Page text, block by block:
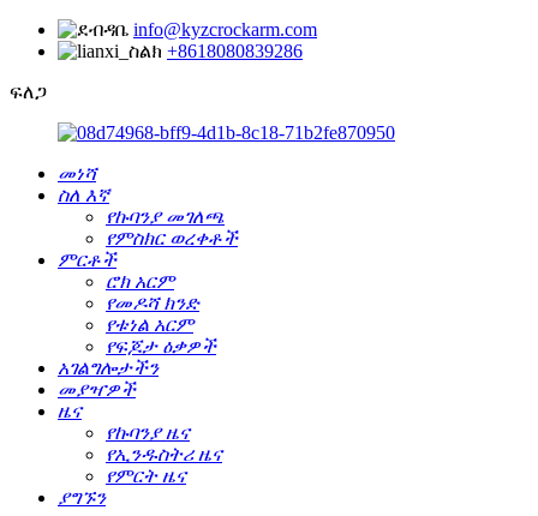
info@kyzcrockarm.com
+8618080839286
ፍለጋ
መነሻ
ስለ እኛ
የኩባንያ መገለጫ
የምስክር ወረቀቶች
ምርቶች
ሮክ አርም
የመዶሻ ክንድ
የቱነል አርም
የፍጆታ ዕቃዎች
አገልግሎታችን
መያዣዎች
ዜና
የኩባንያ ዜና
የኢንዱስትሪ ዜና
የምርት ዜና
ያግኙን